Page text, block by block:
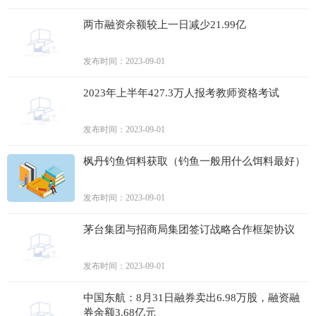
两市融资余额较上一日减少21.99亿
发布时间：2023-09-01
2023年上半年427.3万人报考教师资格考试
发布时间：2023-09-01
枫丹钓鱼饵料获取（钓鱼一般用什么饵料最好）
发布时间：2023-09-01
茅台集团与招商局集团签订战略合作框架协议
发布时间：2023-09-01
中国东航：8月31日融券卖出6.98万股，融资融
券余额3.68亿元